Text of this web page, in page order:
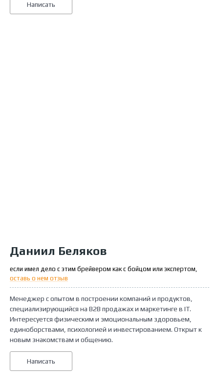
Написать
Даниил Беляков
если имел дело с этим брейвером как с бойцом или экспертом,
оставь о нем отзыв
Менеджер с опытом в построении компаний и продуктов,
специализирующийся на B2B продажах и маркетинге в IT.
Интересуется физическим и эмоциональным здоровьем,
единоборствами, психологией и инвестированием. Открыт к
новым знакомствам и общению.
Написать